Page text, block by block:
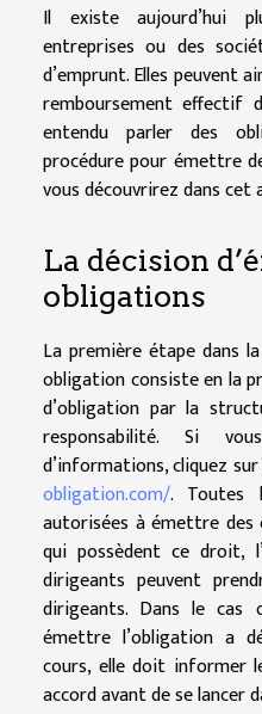
Il existe aujourd’hui
entreprises ou des
d’emprunt. Elles peuvent
remboursement effectif
entendu parler des
procédure pour émettre
vous découvrirez dans cet
La décision
obligations
La première étape dans
obligation consiste en la
d’obligation par la
responsabilité. Si
d’informations, cliquez
obligation.com/. Toutes
autorisées à émettre des
qui possèdent ce droit,
dirigeants peuvent
dirigeants. Dans le
émettre l’obligation a
cours, elle doit informer
accord avant de se lancer